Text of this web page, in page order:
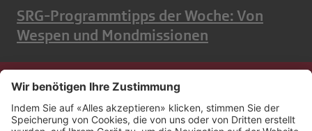
SRG-Programmtipps der Woche: Von
Wespen und Mondmissionen
Kontakt